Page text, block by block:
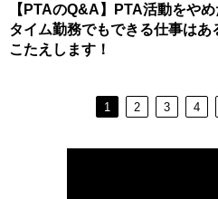
【PTAのQ&A】PTA活動をや
タイム勤務でもできる仕事は
こたえします！
1 2 3 4